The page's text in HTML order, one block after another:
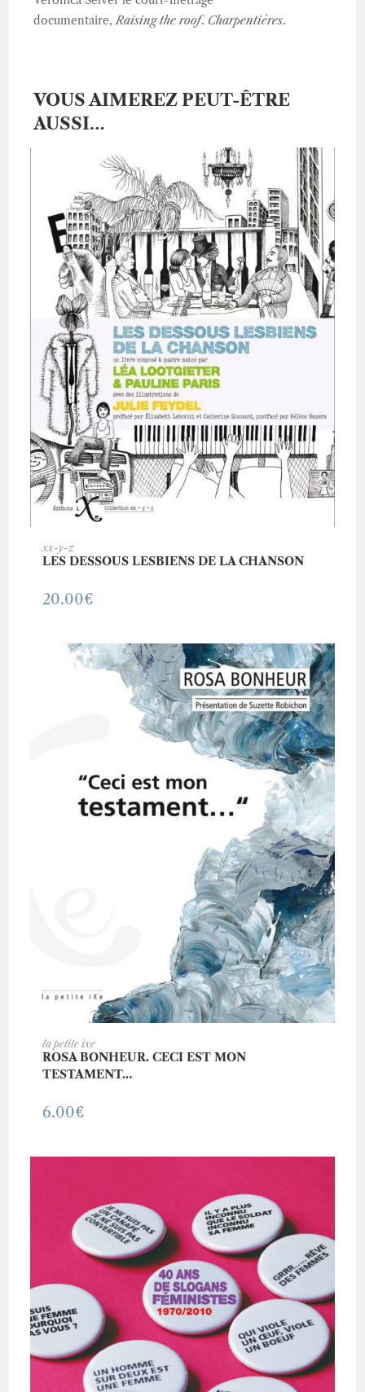
documentaire, Raising the roof. Charpentières.
VOUS AIMEREZ PEUT-ÊTRE
AUSSI…
xx-y-z
LES DESSOUS LESBIENS DE LA CHANSON
20.00€
la petite ixe
ROSA BONHEUR. CECI EST MON
TESTAMENT…
6.00€